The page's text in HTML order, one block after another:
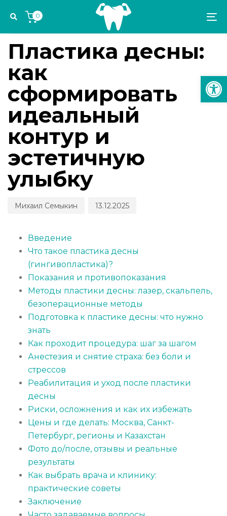
links
navigation
content
0
IN:
ЭСТЕТИКА И ОРТОДОНТИЯ
Пластика десны:
как
сформировать
идеальный
контур и
эстетичную
улыбку
Михаил Семыкин
on:
13.12.2025
Введение
Что такое пластика десны
(гингивопластика)?
Показания и противопоказания
Методы пластики десны: лазер, скальпель,
безоперационные методы
Подготовка к пластике десны: что нужно
знать
Как проходит процедура: шаг за шагом
Анестезия и снятие страха: без боли и
стрессов
Реабилитация и уход после пластики
десны
Риски, осложнения и как их избежать
Цены и где делать: Москва, Санкт-
Петербург, регионы и Казахстан
Фото до/после, отзывы и реальные
результаты
Как выбрать врача и клинику:
практические советы
Заключение